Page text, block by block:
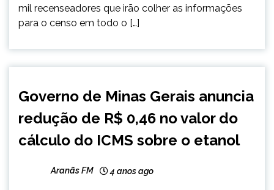
mil recenseadores que irão colher as informações
para o censo em todo o […]
GERAIS
Governo de Minas Gerais anuncia
redução de R$ 0,46 no valor do
cálculo do ICMS sobre o etanol
Aranãs FM 4 anos ago